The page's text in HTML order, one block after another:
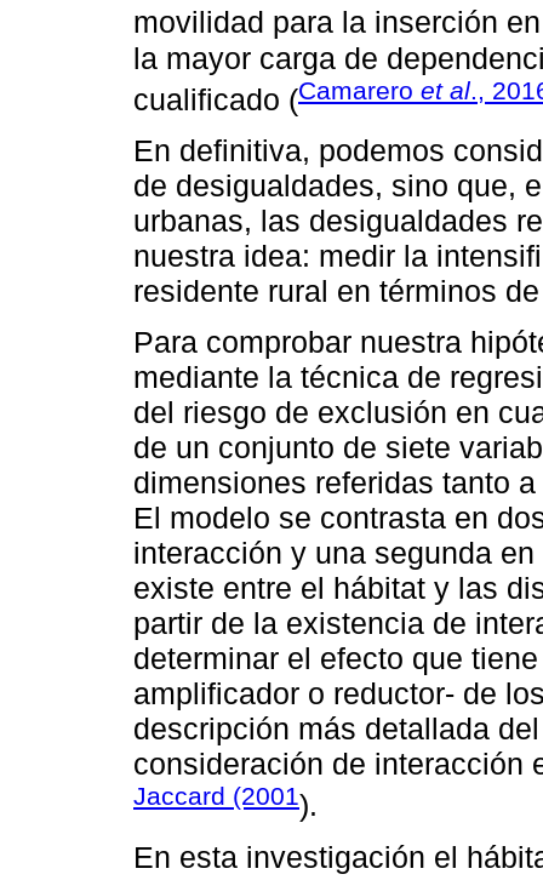
movilidad para la inserción
la mayor carga de
cualificado (Camarero et al .,
En definitiva, podemos
de desigualdades, sino que,
urbanas, las desigualdades
nuestra idea: medir la
residente rural en términos
Para comprobar nuestra
mediante la técnica de
del riesgo de exclusión en
de un conjunto de siete
dimensiones referidas tanto
El modelo se contrasta en
interacción y una segunda
existe entre el hábitat y las
partir de la existencia de
determinar el efecto que
amplificador o reductor- de
descripción más detallada
consideración de interacción
Jaccard (2001).
En esta investigación el